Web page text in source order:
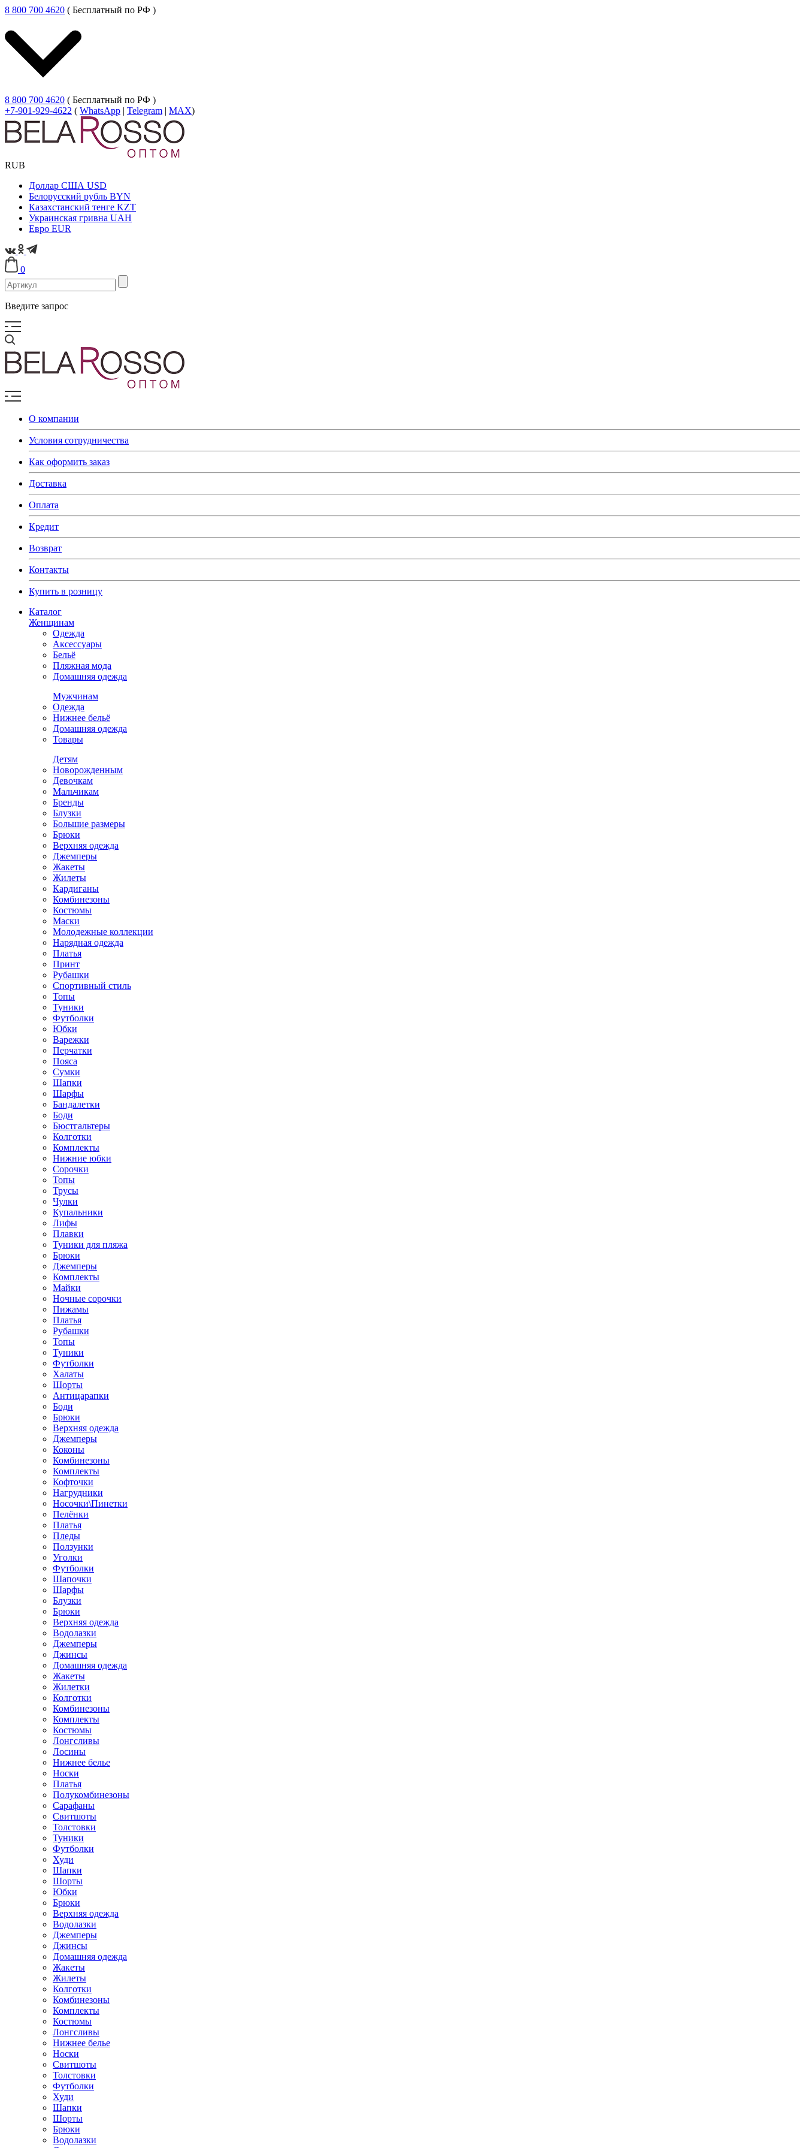
8 800 700 4620 ( Бесплатный по РФ )
8 800 700 4620 ( Бесплатный по РФ )
+7-901-929-4622 ( WhatsApp | Telegram | MAX)
RUB
Доллар США USD
Белорусский рубль BYN
Казахстанский тенге KZT
Украинская гривна UAH
Евро EUR
0
Введите запрос
О компании
Условия сотрудничества
Как оформить заказ
Доставка
Оплата
Кредит
Возврат
Контакты
Купить в розницу
Каталог
Женщинам
Одежда
Аксессуары
Бельё
Пляжная мода
Домашняя одежда
Мужчинам
Одежда
Нижнее бельё
Домашняя одежда
Товары
Детям
Новорожденным
Девочкам
Мальчикам
Бренды
Блузки
Большие размеры
Брюки
Верхняя одежда
Джемперы
Жакеты
Жилеты
Кардиганы
Комбинезоны
Костюмы
Маски
Молодежные коллекции
Нарядная одежда
Платья
Принт
Рубашки
Спортивный стиль
Топы
Туники
Футболки
Юбки
Варежки
Перчатки
Пояса
Сумки
Шапки
Шарфы
Бандалетки
Боди
Бюстгальтеры
Колготки
Комплекты
Нижние юбки
Сорочки
Топы
Трусы
Чулки
Купальники
Лифы
Плавки
Туники для пляжа
Брюки
Джемперы
Комплекты
Майки
Ночные сорочки
Пижамы
Платья
Рубашки
Топы
Туники
Футболки
Халаты
Шорты
Антицарапки
Боди
Брюки
Верхняя одежда
Джемперы
Коконы
Комбинезоны
Комплекты
Кофточки
Нагрудники
Носочки\Пинетки
Пелёнки
Платья
Пледы
Ползунки
Уголки
Футболки
Шапочки
Шарфы
Блузки
Брюки
Верхняя одежда
Водолазки
Джемперы
Джинсы
Домашняя одежда
Жакеты
Жилетки
Колготки
Комбинезоны
Комплекты
Костюмы
Лонгсливы
Лосины
Нижнее белье
Носки
Платья
Полукомбинезоны
Сарафаны
Свитшоты
Толстовки
Туники
Футболки
Худи
Шапки
Шорты
Юбки
Брюки
Верхняя одежда
Водолазки
Джемперы
Джинсы
Домашняя одежда
Жакеты
Жилеты
Колготки
Комбинезоны
Комплекты
Костюмы
Лонгсливы
Нижнее белье
Носки
Свитшоты
Толстовки
Футболки
Худи
Шапки
Шорты
Брюки
Водолазки